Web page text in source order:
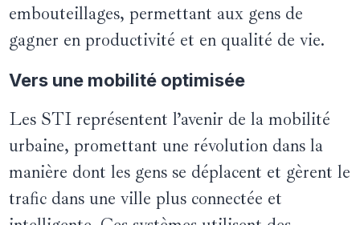
embouteillages, permettant aux gens de
gagner en productivité et en qualité de vie.
Vers une mobilité optimisée
Les STI représentent l’avenir de la mobilité
urbaine, promettant une révolution dans la
manière dont les gens se déplacent et gèrent le
trafic dans une ville plus connectée et